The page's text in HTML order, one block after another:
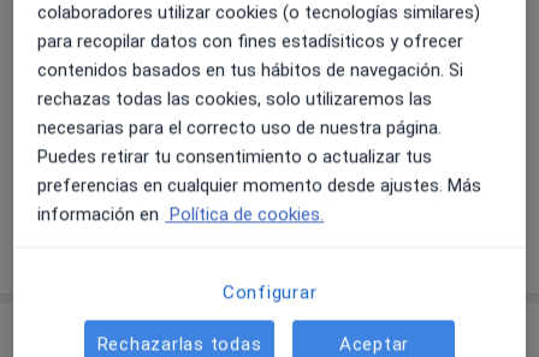
Dirección Online
Clínica Ceilán
Evaluación logopédica
colaboradores utilizar cookies (o tecnologías similares)
para recopilar datos con fines estadísiticos y ofrecer
contenidos basados en tus hábitos de navegación. Si
rechazas todas las cookies, solo utilizaremos las
necesarias para el correcto uso de nuestra página.
Puedes retirar tu consentimiento o actualizar tus
preferencias en cualquier momento desde ajustes. Más
información en Política de cookies.
Configurar
Rechazarlas todas Aceptar